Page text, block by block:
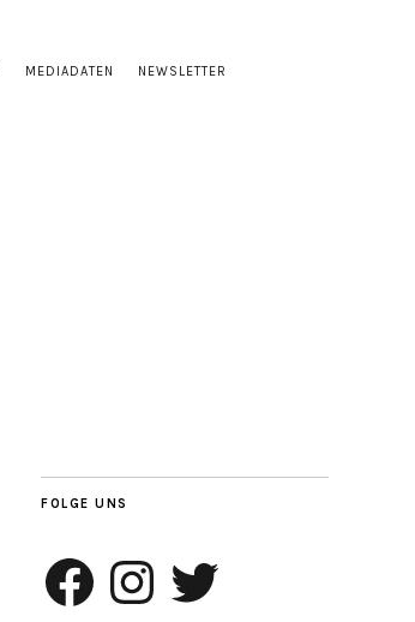
MEDIADATEN NEWSLETTER
FOLGE UNS
Facebook InstagramTwitter